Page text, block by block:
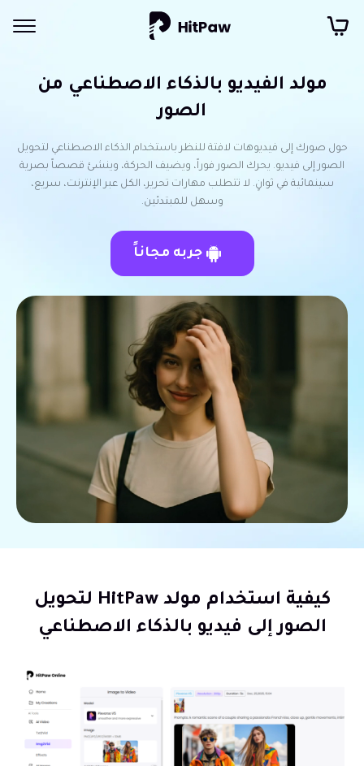
مولد الفيديو بالذكاء الاصطناعي من
الصور
حول صورك إلى فيديوهات لافتة للنظر باستخدام الذكاء الاصطناعي لتحويل
الصور إلى فيديو. يحرك الصور فوراً، ويضيف الحركة، وينشئ قصصاً بصرية
سينمائية في ثوانٍ. لا تتطلب مهارات تحرير، الكل عبر الإنترنت، سريع،
وسهل للمبتدئين.
جربه مجاناً
كيفية استخدام مولد HitPaw لتحويل
الصور إلى فيديو بالذكاء الاصطناعي